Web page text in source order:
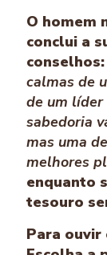
O homem
conclui a
conselhos:
calmas de
de um líder
sabedoria
mas uma
melhores
enquanto
tesouro
Para ouvir